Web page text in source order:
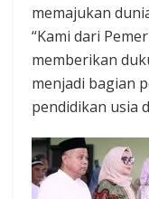
memajukan
“Kami dari
memberikan
menjadi bagian
pendidikan usia